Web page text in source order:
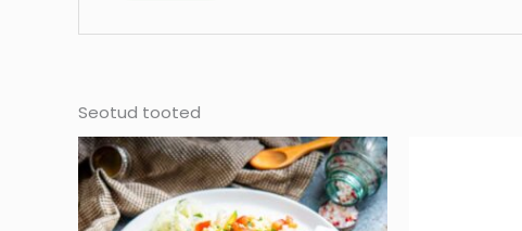
Seotud tooted